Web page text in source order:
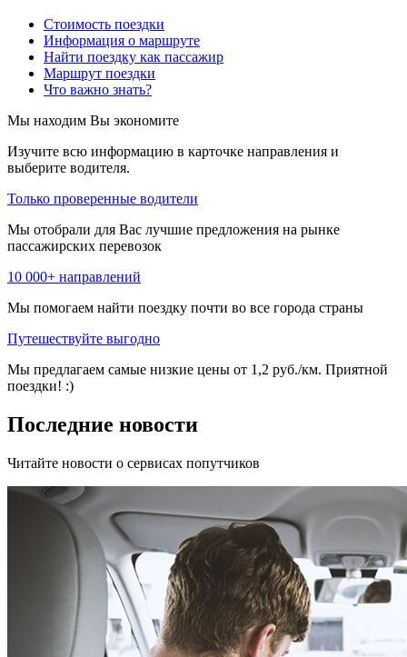
Стоимость поездки
Информация о маршруте
Найти поездку как пассажир
Маршрут поездки
Что важно знать?
Мы находим Вы экономите
Изучите всю информацию в карточке направления и
выберите водителя.
Только проверенные водители
Мы отобрали для Вас лучшие предложения на рынке
пассажирских перевозок
10 000+ направлений
Мы помогаем найти поездку почти во все города страны
Путешествуйте выгодно
Мы предлагаем самые низкие цены от 1,2 руб./км. Приятной
поездки! :)
Последние новости
Читайте новости о сервисах попутчиков